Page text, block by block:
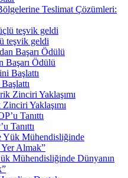
Teslimat Çözümleri:
teşvik geldi
Başarı Ödülü
Yaklaşımı
Tanıttı
Mühendisliğinde Dünyanın